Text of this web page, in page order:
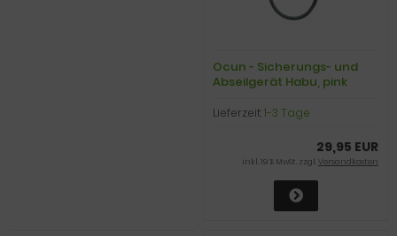
Ocun - Sicherungs- und
Abseilgerät Habu, pink
Lieferzeit:1-3 Tage
29,95 EUR
inkl. 19 % MwSt. zzgl.Versandkosten